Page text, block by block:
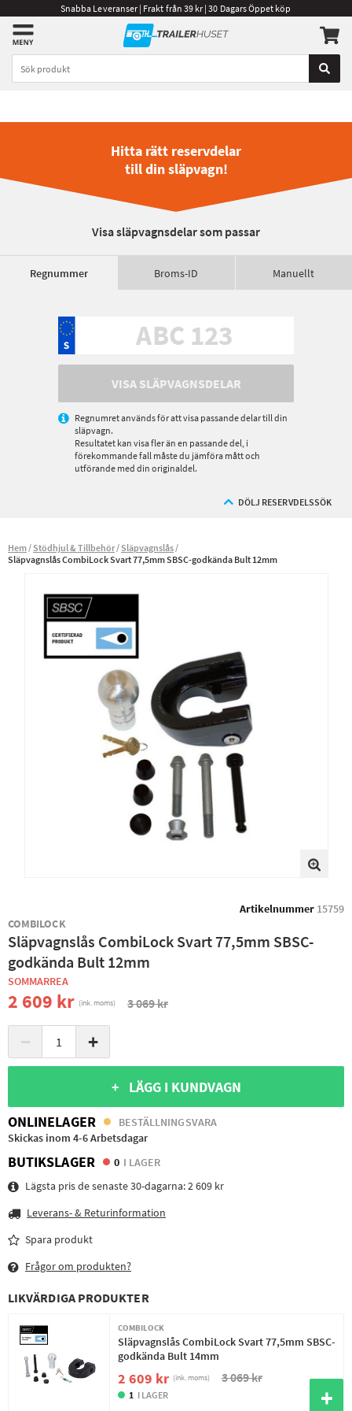
Snabba Leveranser | Frakt från 39 kr | 30 Dagars Öppet köp
Hitta rätt reservdelar
till din släpvagn!
Visa släpvagnsdelar som passar
Regnummer Broms-ID Manuellt
VISA SLÄPVAGNSDELAR
Regnumret används för att visa passande delar till din
släpvagn.
Resultatet kan visa fler än en passande del, i
förekommande fall måste du jämföra mått och
utförande med din originaldel.
DÖLJ RESERVDELSSÖK
Hem Stödhjul & Tillbehör Släpvagnslås
Släpvagnslås CombiLock Svart 77,5mm SBSC-godkända Bult 12mm
Artikelnummer 15759
COMBILOCK
Släpvagnslås CombiLock Svart 77,5mm SBSC-
godkända Bult 12mm
SOMMARREA
2 609 kr (ink. moms) 3 069 kr
− +
+ LÄGG I KUNDVAGN
ONLINELAGER
BESTÄLLNINGSVARA
Skickas inom 4-6 Arbetsdagar
BUTIKSLAGER 0 I LAGER
Lägsta pris de senaste 30-dagarna:2 609 kr
Leverans- & Returinformation
Spara produkt
Frågor om produkten?
LIKVÄRDIGA PRODUKTER
COMBILOCK
Släpvagnslås CombiLock Svart 77,5mm SBSC-
godkända Bult 14mm
2 609 kr (ink. moms) 3 069 kr
1 I LAGER